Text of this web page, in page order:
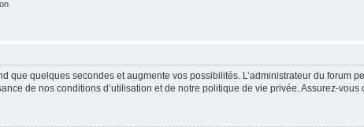
que quelques secondes et augmente vos possibilités. L’administrateur du
de nos conditions d’utilisation et de notre politique de vie privée. Assurez-